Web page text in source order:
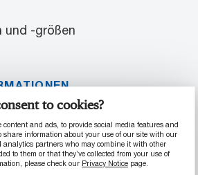
to cookies?
content and ads, to provide social media features and
share information about your use of our site with our
analytics partners who may combine it with other
to them or that they’ve collected from your use of
please check our Privacy Notice page.
und -größen
Struktur